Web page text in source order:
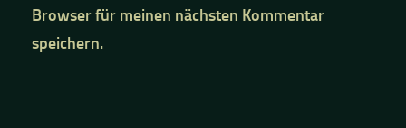
Browser für meinen nächsten Kommentar
speichern.